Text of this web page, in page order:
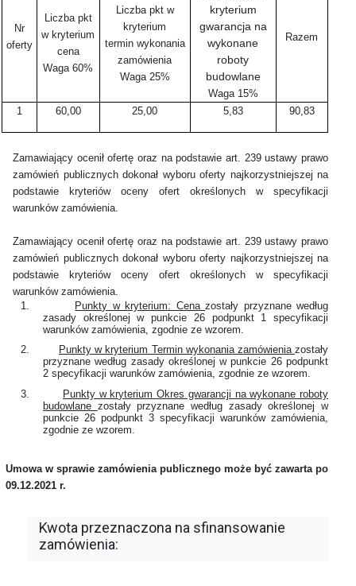
Nr
oferty
Liczba pkt
w kryterium
cena
Waga 60%
Liczba pkt w
kryterium
termin wykonania
zamówienia
Waga 25%
kryterium
gwarancja na
wykonane
roboty
budowlane
Waga 15%
Razem
1 60,00 25,00 5,83 90,83
Zamawiający ocenił ofertę oraz na podstawie art. 239 ustawy prawo
zamówień publicznych dokonał wyboru oferty najkorzystniejszej na
podstawie kryteriów oceny ofert określonych w specyfikacji
warunków zamówienia.
Zamawiający ocenił ofertę oraz na podstawie art. 239 ustawy prawo
zamówień publicznych dokonał wyboru oferty najkorzystniejszej na
podstawie kryteriów oceny ofert określonych w specyfikacji
warunków zamówienia.
1.
Punkty w kryterium: Cenazostały przyznane według
zasady określonej w punkcie 26 podpunkt 1 specyfikacji
warunków zamówienia, zgodnie ze wzorem.
2.
Punkty w kryterium Termin wykonania zamówieniazostały
przyznane według zasady określonej w punkcie 26 podpunkt
2 specyfikacji warunków zamówienia, zgodnie ze wzorem.
3.
Punkty w kryterium Okres gwarancji na wykonane roboty
budowlane zostały przyznane według zasady określonej w
punkcie 26 podpunkt 3 specyfikacji warunków zamówienia,
zgodnie ze wzorem.
Umowa w sprawie zamówienia publicznego może być zawarta po
09.12.2021 r.
Kwota przeznaczona na sfinansowanie
zamówienia: